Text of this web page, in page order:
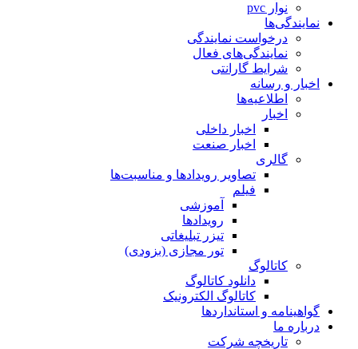
نوار pvc
نمایندگی‌ها
درخواست نمایندگی
نمایندگی‌های فعال
شرایط گارانتی
اخبار و رسانه
اطلاعیه‌ها
اخبار
اخبار داخلی
اخبار صنعت
گالری
تصاویر رویدادها و مناسبت‌ها
فیلم
آموزشی
رویدادها
تیزر تبلیغاتی
تور مجازی (بزودی)
کاتالوگ
دانلود کاتالوگ
کاتالوگ الکترونیک
گواهینامه و استانداردها
درباره ما
تاریخچه شرکت